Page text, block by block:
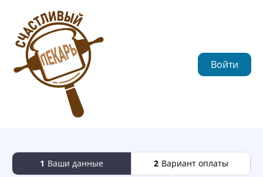
Войти
1 Ваши данные 2 Вариант оплаты